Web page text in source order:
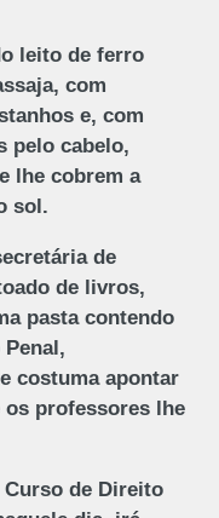
leito de ferro
com
e, com
pelo cabelo,
lhe cobrem a
sol.
de
de livros,
pasta contendo
costuma apontar
professores lhe
de Direito